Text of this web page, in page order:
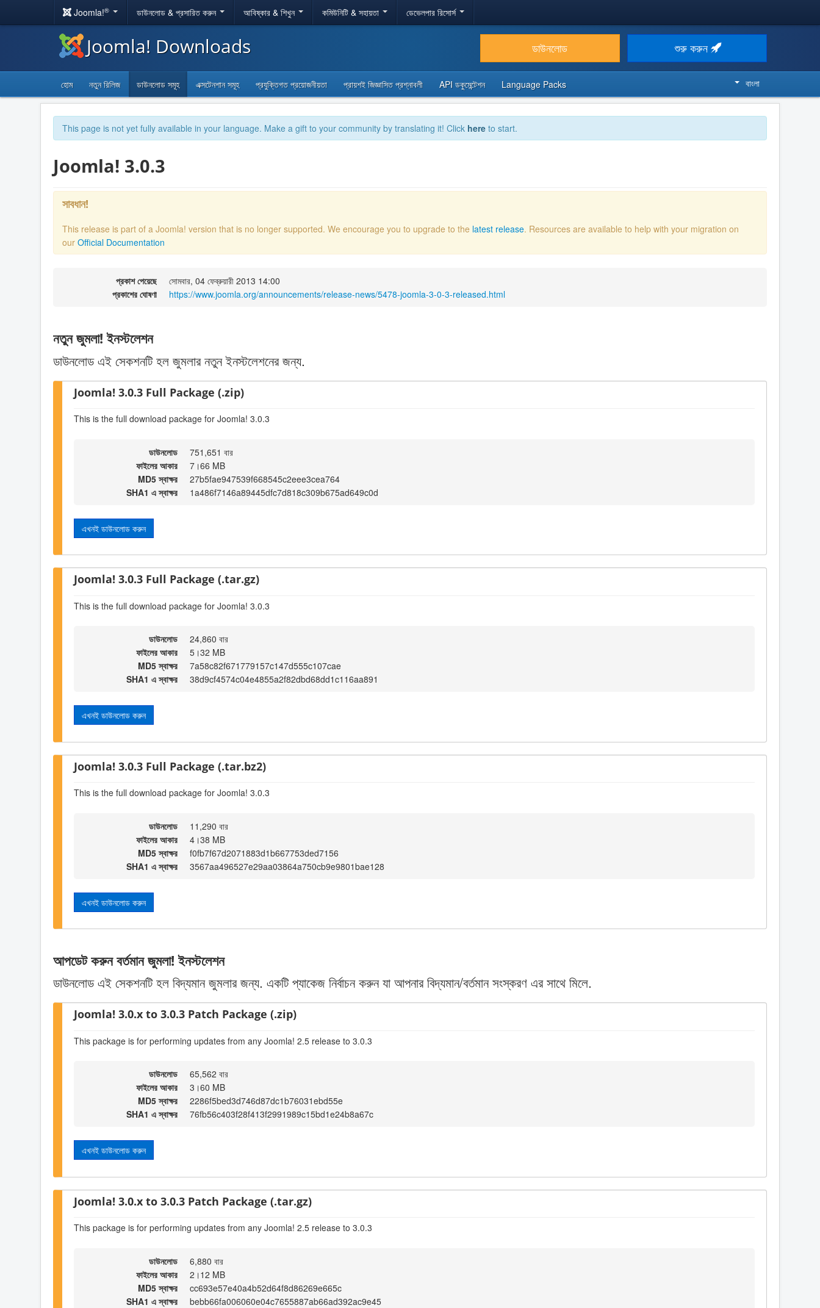
Joomla!® ডাউনলোড & প্রসারিত করুন আবিষ্কার & শিখুন কমিউনিটি & সহায়তা ডেভেলপার রিসোর্স
Joomla! Downloads ডাউনলোড শুরু করুন
হোম নতুন রিলিজ ডাউনলোড সমূহ এক্সটেনশান সমূহ প্রযুক্তিগত প্রয়োজনীয়তা প্রায়শই জিজ্ঞাসিত প্রশ্নাবলী API ডকুমেন্টেশন Language Packs বাংলা
This page is not yet fully available in your language. Make a gift to your community by translating it! Click here to start.
Joomla! 3.0.3
সাবধান!
This release is part of a Joomla! version that is no longer supported. We encourage you to upgrade to the latest release. Resources are available to help with your migration on
our Official Documentation
প্রকাশ পেয়েছে
সোমবার, 04 ফেব্রুয়ারী 2013 14:00
প্রকাশের ঘোষণা
https://www.joomla.org/announcements/release-news/5478-joomla-3-0-3-released.html
নতুন জুমলা! ইনস্টলেশন
ডাউনলোড এই সেকশনটি হল জুমলার নতুন ইনস্টলেশনের জন্য.
Joomla! 3.0.3 Full Package (.zip)
This is the full download package for Joomla! 3.0.3
ডাউনলোড
751,651 বার
ফাইলের আকার
7।66 MB
MD5 স্বাক্ষর
27b5fae947539f668545c2eee3cea764
SHA1 এ স্বাক্ষর
1a486f7146a89445dfc7d818c309b675ad649c0d
এখনই ডাউনলোড করুন
Joomla! 3.0.3 Full Package (.tar.gz)
This is the full download package for Joomla! 3.0.3
ডাউনলোড
24,860 বার
ফাইলের আকার
5।32 MB
MD5 স্বাক্ষর
7a58c82f671779157c147d555c107cae
SHA1 এ স্বাক্ষর
38d9cf4574c04e4855a2f82dbd68dd1c116aa891
এখনই ডাউনলোড করুন
Joomla! 3.0.3 Full Package (.tar.bz2)
This is the full download package for Joomla! 3.0.3
ডাউনলোড
11,290 বার
ফাইলের আকার
4।38 MB
MD5 স্বাক্ষর
f0fb7f67d2071883d1b667753ded7156
SHA1 এ স্বাক্ষর
3567aa496527e29aa03864a750cb9e9801bae128
এখনই ডাউনলোড করুন
আপডেট করুন বর্তমান জুমলা! ইনস্টলেশন
ডাউনলোড এই সেকশনটি হল বিদ্যমান জুমলার জন্য. একটি প্যাকেজ নির্বাচন করুন যা আপনার বিদ্যমান/বর্তমান সংস্করণ এর সাথে মিলে.
Joomla! 3.0.x to 3.0.3 Patch Package (.zip)
This package is for performing updates from any Joomla! 2.5 release to 3.0.3
ডাউনলোড
65,562 বার
ফাইলের আকার
3।60 MB
MD5 স্বাক্ষর
2286f5bed3d746d87dc1b76031ebd55e
SHA1 এ স্বাক্ষর
76fb56c403f28f413f2991989c15bd1e24b8a67c
এখনই ডাউনলোড করুন
Joomla! 3.0.x to 3.0.3 Patch Package (.tar.gz)
This package is for performing updates from any Joomla! 2.5 release to 3.0.3
ডাউনলোড
6,880 বার
ফাইলের আকার
2।12 MB
MD5 স্বাক্ষর
cc693e57e40a4b52d64f8d86269e665c
SHA1 এ স্বাক্ষর
bebb66fa006060e04c7655887ab66ad392ac9e45